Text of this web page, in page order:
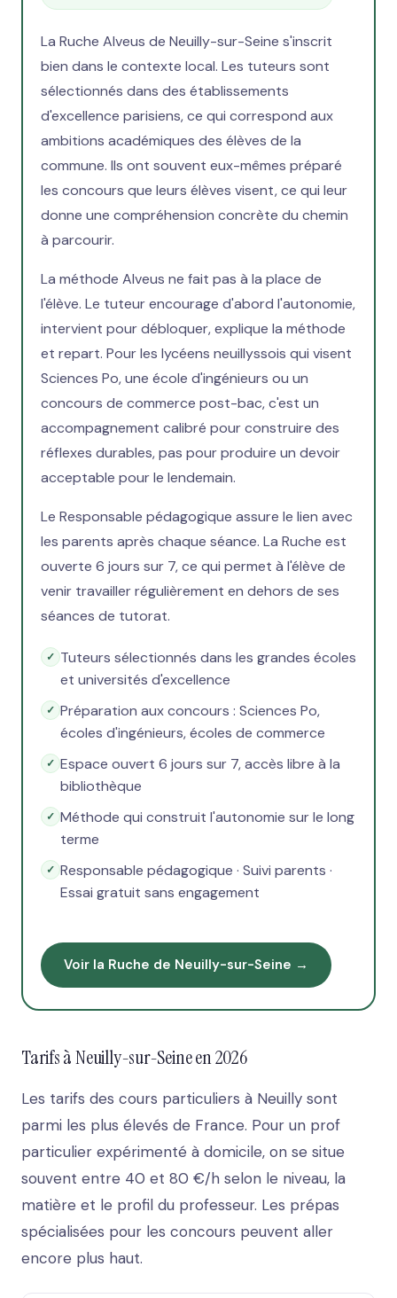
La Ruche Alveus de Neuilly-sur-Seine s'inscrit
bien dans le contexte local. Les tuteurs sont
sélectionnés dans des établissements
d'excellence parisiens, ce qui correspond aux
ambitions académiques des élèves de la
commune. Ils ont souvent eux-mêmes préparé
les concours que leurs élèves visent, ce qui leur
donne une compréhension concrète du chemin
à parcourir.
La méthode Alveus ne fait pas à la place de
l'élève. Le tuteur encourage d'abord l'autonomie,
intervient pour débloquer, explique la méthode
et repart. Pour les lycéens neuillyssois qui visent
Sciences Po, une école d'ingénieurs ou un
concours de commerce post-bac, c'est un
accompagnement calibré pour construire des
réflexes durables, pas pour produire un devoir
acceptable pour le lendemain.
Le Responsable pédagogique assure le lien avec
les parents après chaque séance. La Ruche est
ouverte 6 jours sur 7, ce qui permet à l'élève de
venir travailler régulièrement en dehors de ses
séances de tutorat.
Tuteurs sélectionnés dans les grandes écoles
et universités d'excellence
Préparation aux concours : Sciences Po,
écoles d'ingénieurs, écoles de commerce
Espace ouvert 6 jours sur 7, accès libre à la
bibliothèque
Méthode qui construit l'autonomie sur le long
terme
Responsable pédagogique · Suivi parents ·
Essai gratuit sans engagement
Voir la Ruche de Neuilly-sur-Seine →
Tarifs à Neuilly-sur-Seine en 2026
Les tarifs des cours particuliers à Neuilly sont
parmi les plus élevés de France. Pour un prof
particulier expérimenté à domicile, on se situe
souvent entre 40 et 80 €/h selon le niveau, la
matière et le profil du professeur. Les prépas
spécialisées pour les concours peuvent aller
encore plus haut.